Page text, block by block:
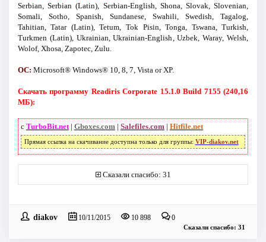
Serbian, Serbian (Latin), Serbian-English, Shona, Slovak, Slovenian,
Somali, Sotho, Spanish, Sundanese, Swahili, Swedish, Tagalog,
Tahitian, Tatar (Latin), Tetum, Tok Pisin, Tonga, Tswana, Turkish,
Turkmen (Latin), Ukrainian, Ukrainian-English, Uzbek, Waray, Welsh,
Wolof, Xhosa, Zapotec, Zulu.
ОС: Microsoft® Windows® 10, 8, 7, Vista or XP.
Скачать программу Readiris Corporate 15.1.0 Build 7155 (240,16
МБ):
с TurboBit.net| Gboxes.com | Salefiles.com | Hitfile.net
Прямая ссылка на скачивание доступна только для группы: VIP-diakov.net
Сказали спасибо: 31
diakov 10/11/2015 10 898 0
Сказали спасибо: 31